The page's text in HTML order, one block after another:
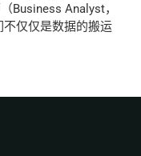
Business Analyst，
仅仅是数据的搬运